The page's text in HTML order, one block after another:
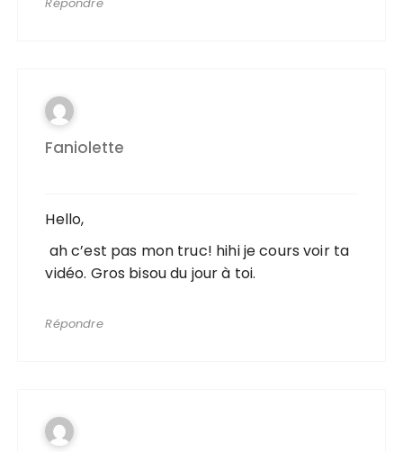
Faniolette
Hello,
ah c’est pas mon truc! hihi je cours voir ta
vidéo. Gros bisou du jour à toi.
Répondre